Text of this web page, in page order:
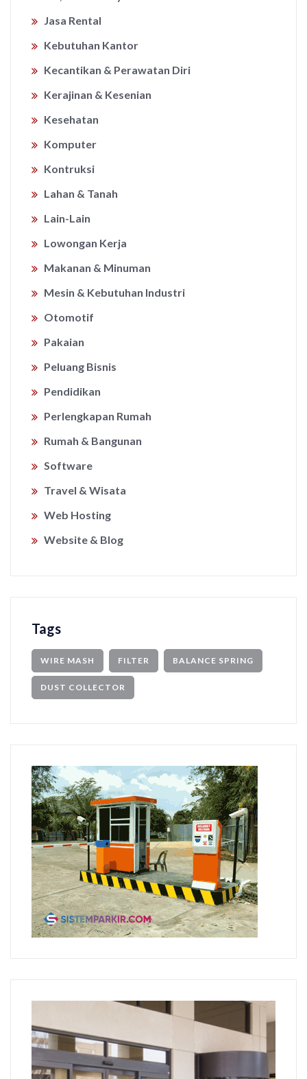
Jasa Rental
Kebutuhan Kantor
Kecantikan & Perawatan Diri
Kerajinan & Kesenian
Kesehatan
Komputer
Kontruksi
Lahan & Tanah
Lain-Lain
Lowongan Kerja
Makanan & Minuman
Mesin & Kebutuhan Industri
Otomotif
Pakaian
Peluang Bisnis
Pendidikan
Perlengkapan Rumah
Rumah & Bangunan
Software
Travel & Wisata
Web Hosting
Website & Blog
Tags
WIRE MASH FILTER BALANCE SPRING
DUST COLLECTOR